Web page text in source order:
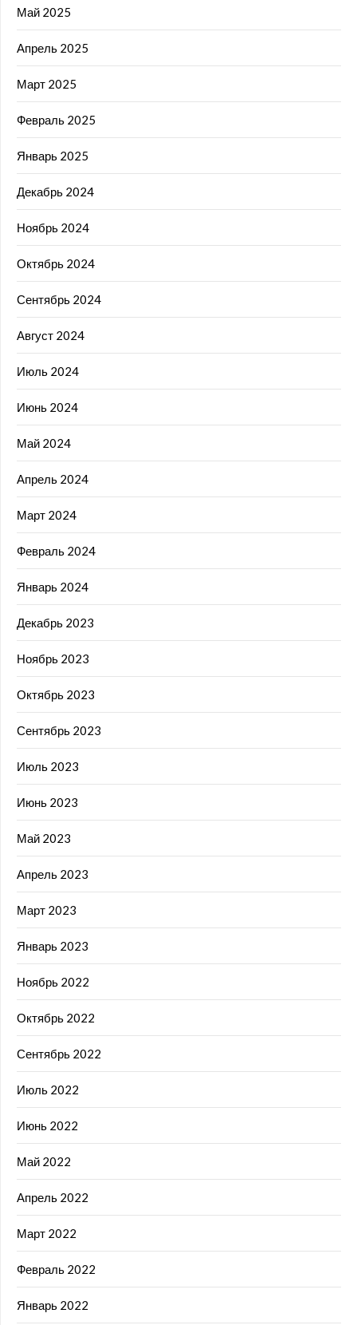
Май 2025
Апрель 2025
Март 2025
Февраль 2025
Январь 2025
Декабрь 2024
Ноябрь 2024
Октябрь 2024
Сентябрь 2024
Август 2024
Июль 2024
Июнь 2024
Май 2024
Апрель 2024
Март 2024
Февраль 2024
Январь 2024
Декабрь 2023
Ноябрь 2023
Октябрь 2023
Сентябрь 2023
Июль 2023
Июнь 2023
Май 2023
Апрель 2023
Март 2023
Январь 2023
Ноябрь 2022
Октябрь 2022
Сентябрь 2022
Июль 2022
Июнь 2022
Май 2022
Апрель 2022
Март 2022
Февраль 2022
Январь 2022